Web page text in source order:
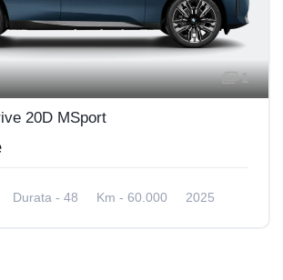
1
20D MSport
Durata - 48 Km - 60.000
2025